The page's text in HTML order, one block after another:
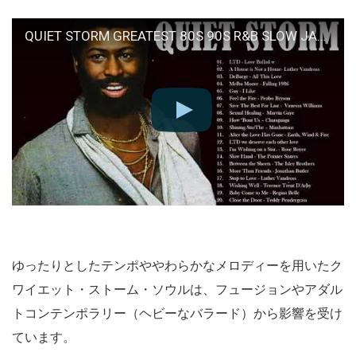
QUIET STORM GREATEST 80S 90S R&B SLOW JAMS Peabo Bryson, Teddy Pendergrass, Rose Royce and more
ゆったりとしたテンポややわらかなメロディーを用いたク
ワイエット・ストーム・ソウルは、フュージョンやアダル
トコンテンポラリー（ヘビーなバラード）から影響を受け
ています。